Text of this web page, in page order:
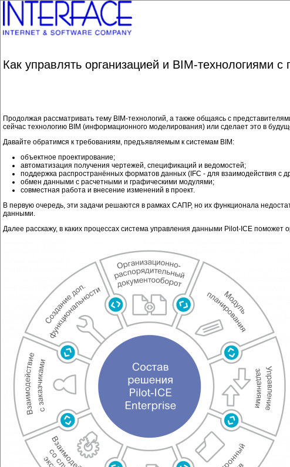
Как управлять организацией и BIM-
Продолжая рассматривать тему BIM-технологий, а также общаясь с
сейчас технологию BIM (информационного моделирования) или сделает это в
Давайте обратимся к требованиям, предъявляемым к системам BIM:
объектное проектирование;
автоматизация получения чертежей, спецификаций и ведомостей;
поддержка распространённых форматов данных (IFC - для взаимодействия с
обмен данными с расчетными и графическими модулями;
совместная работа и внесение изменений в проект.
В первую очередь, эти задачи решаются в рамках САПР, но их функционала
данными.
Далее расскажу, в каких процессах система управления данными Pilot-ICE поможет